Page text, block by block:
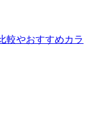
較やおすすめカラ